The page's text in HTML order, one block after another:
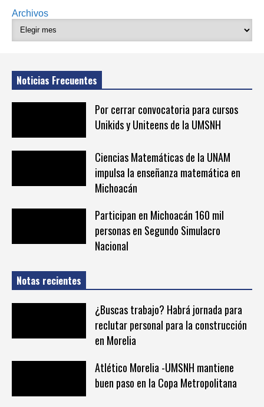
Archivos
Noticias Frecuentes
Por cerrar convocatoria para cursos
Unikids y Uniteens de la UMSNH
Ciencias Matemáticas de la UNAM
impulsa la enseñanza matemática en
Michoacán
Participan en Michoacán 160 mil
personas en Segundo Simulacro
Nacional
Notas recientes
¿Buscas trabajo? Habrá jornada para
reclutar personal para la construcción
en Morelia
Atlético Morelia -UMSNH mantiene
buen paso en la Copa Metropolitana